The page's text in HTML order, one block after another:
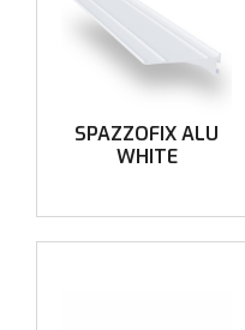
SPAZZOFIX ALU
WHITE